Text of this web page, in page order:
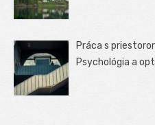
Práca s
Psychológia a